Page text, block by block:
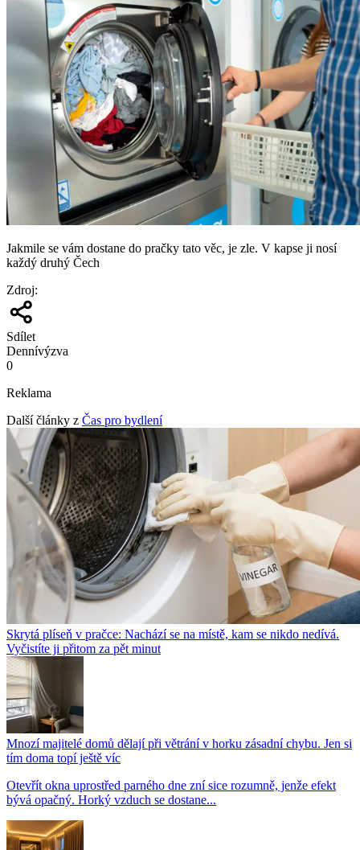
Jakmile se vám dostane do pračky tato věc, je zle. V kapse ji nosí
každý druhý Čech
Zdroj:
Sdílet
Dennívýzva
0
Reklama
Další články z Čas pro bydlení
Skrytá plíseň v pračce: Nachází se na místě, kam se nikdo nedívá.
Vyčistíte ji přitom za pět minut
Mnozí majitelé domů dělají při větrání v horku zásadní chybu. Jen si
tím doma topí ještě víc
Otevřít okna uprostřed parného dne zní sice rozumně, jenže efekt
bývá opačný. Horký vzduch se dostane...